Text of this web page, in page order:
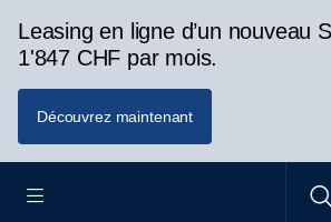
Leasing en ligne d’un nouveau
1'847 CHF par mois.
Découvrez maintenant